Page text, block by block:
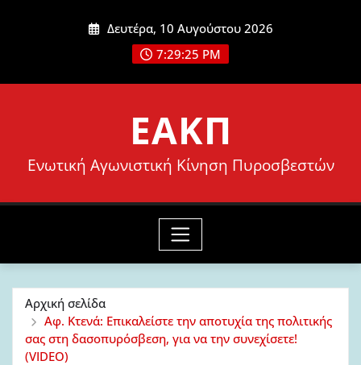
Δευτέρα, 10 Αυγούστου 2026
7:29:27 PM
ΕΑΚΠ
Ενωτική Αγωνιστική Κίνηση Πυροσβεστών
Αρχική σελίδα
Αφ. Κτενά: Επικαλείστε την αποτυχία της πολιτικής
σας στη δασοπυρόσβεση, για να την συνεχίσετε!
(VIDEO)